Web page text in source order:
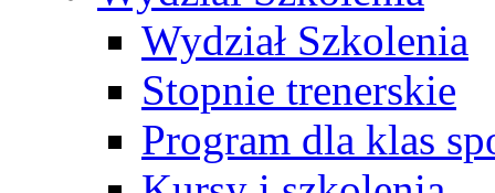
Wydział Szkolenia
Stopnie trenerskie
Program dla klas